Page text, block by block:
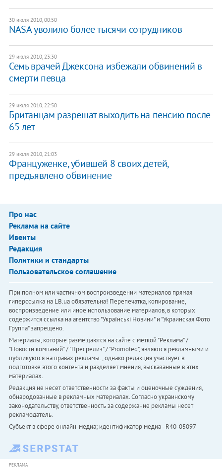
30 июля 2010, 00:50
NASA уволило более тысячи сотрудников
29 июля 2010, 23:30
Семь врачей Джексона избежали обвинений в
смерти певца
29 июля 2010, 22:50
Британцам разрешат выходить на пенсию после
65 лет
29 июля 2010, 21:03
Француженке, убившей 8 своих детей,
предъявлено обвинение
Про нас
Реклама на сайте
Ивенты
Редакция
Политики и стандарты
Пользовательское соглашение
При полном или частичном воспроизведении материалов прямая
гиперссылка на LB.ua обязательна! Перепечатка, копирование,
воспроизведение или иное использование материалов, в которых
содержится ссылка на агентство "Українськi Новини" и "Украинская Фото
Группа" запрещено.
Материалы, которые размещаются на сайте с меткой "Реклама" /
"Новости компаний" / "Пресрелиз" / "Promoted", являются рекламными и
публикуются на правах рекламы. , однако редакция участвует в
подготовке этого контента и разделяет мнения, высказанные в этих
материалах.
Редакция не несет ответственности за факты и оценочные суждения,
обнародованные в рекламных материалах. Согласно украинскому
законодательству, ответственность за содержание рекламы несет
рекламодатель.
Субъект в сфере онлайн-медиа; идентификатор медиа - R40-05097
РЕКЛАМА